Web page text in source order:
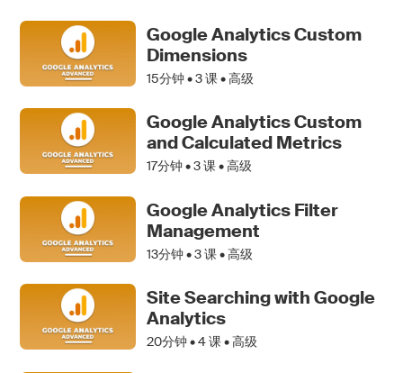
Google Analytics Custom
Dimensions
15分钟 •3课 • 高级
Google Analytics Custom
and Calculated Metrics
17分钟 •3课 • 高级
Google Analytics Filter
Management
13分钟 •3课 • 高级
Site Searching with Google
Analytics
20分钟 •4课 • 高级